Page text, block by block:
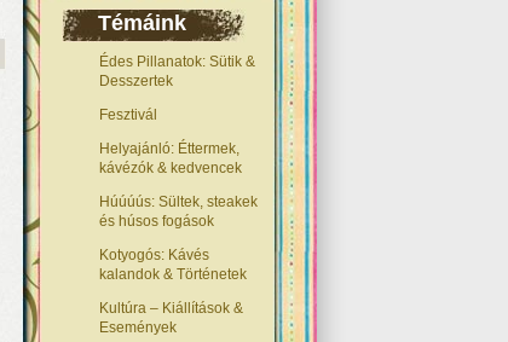
Témáink
Édes Pillanatok: Sütik &
Desszertek
Fesztivál
Helyajánló: Éttermek,
kávézók & kedvencek
Húúúús: Sültek, steakek
és húsos fogások
Kotyogós: Kávés
kalandok & Történetek
Kultúra – Kiállítások &
Események